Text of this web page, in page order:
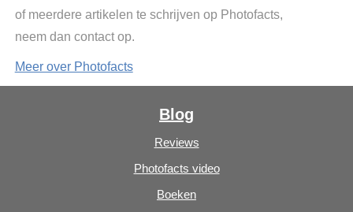
of meerdere artikelen te schrijven op Photofacts,
neem dan contact op.
Meer over Photofacts
Blog
Reviews
Photofacts video
Boeken